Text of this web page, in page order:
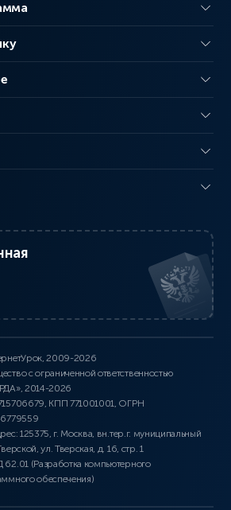
2009-2026
с ограниченной ответственностью
2014-2026
КПП 771001001, ОГРН
125375, г. Москва, вн.тер.г. муниципальный
ул. Тверская, д. 16, стр. 1
(Разработка компьютерного
обеспечения)